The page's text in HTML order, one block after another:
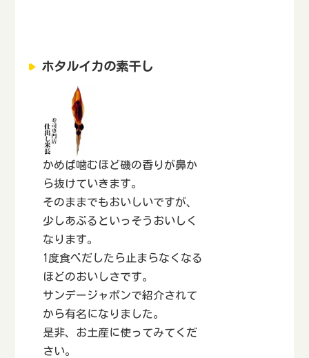
ホタルイカの素干し
かめば噛むほど磯の香りが鼻か
ら抜けていきます。
そのままでもおいしいですが、
少しあぶるといっそうおいしく
なります。
1度食べだしたら止まらなくなる
ほどのおいしさです。
サンデージャポンで紹介されて
から有名になりました。
是非、お土産に使ってみてくだ
さい。